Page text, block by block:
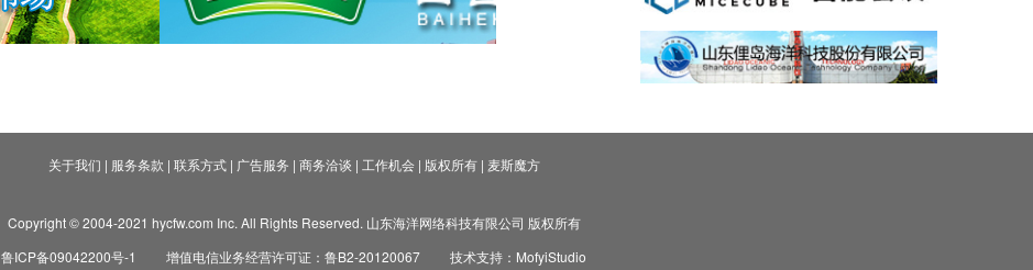
关于我们 | 服务条款 | 联系方式| 广告服务 | 商务洽谈 | 工作机会| 版权所有| 麦斯魔方
Copyright © 2004-2021 hycfw.com Inc. All Rights Reserved. 山东海洋网络科技有限公司 版权所有
鲁ICP备09042200号-1
增值电信业务经营许可证：鲁B2-20120067 技术支持：MofyiStudio